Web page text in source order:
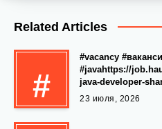
Related Articles
#
#vacancy
#javahttps://
java-developer-
23 июля, 2026